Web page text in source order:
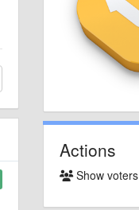
Actions
Show voters